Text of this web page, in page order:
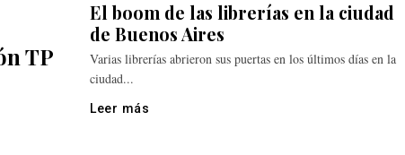
TP
El boom de las librerías en la ciudad
de Buenos Aires
Varias librerías abrieron sus puertas en los últimos días en la
ciudad...
Leer más